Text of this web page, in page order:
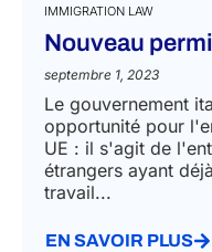
IMMIGRATION LAW
Nouveau
septembre 1, 2023
Le gouvernement
opportunité pour
UE : il s'agit de
étrangers ayant
travail...
EN SAVOIR PLUS